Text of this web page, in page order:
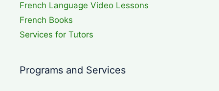
French Language Video Lessons
French Books
Services for Tutors
Programs and Services